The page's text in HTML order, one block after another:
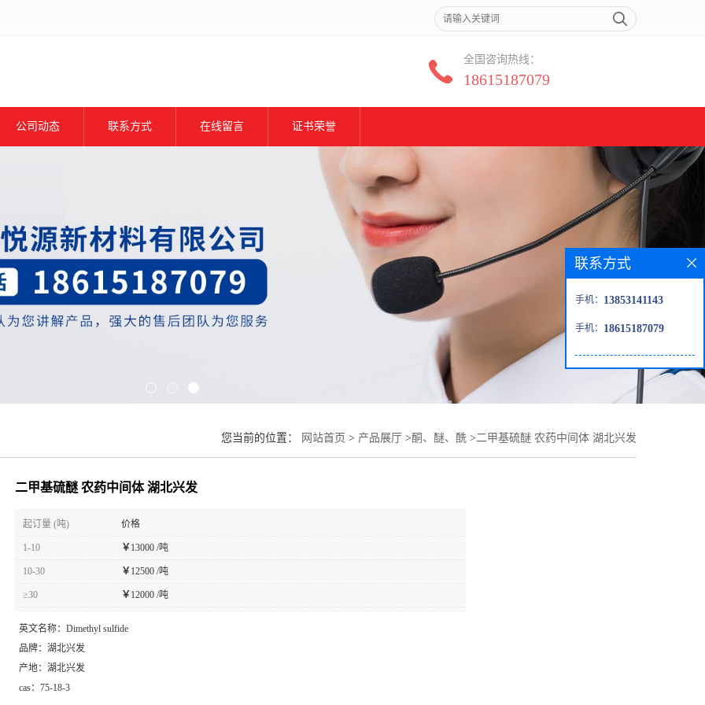
全国咨询热线：
18615187079
公司动态 联系方式 在线留言 证书荣誉
您当前的位置： 网站首页 > 产品展厅 >酮、醚、酰 > 二甲基硫醚 农药中间体 湖北兴发
二甲基硫醚 农药中间体 湖北兴发
起订量 (吨) 价格
1-10 ￥13000 /吨
10-30 ￥12500 /吨
≥30 ￥12000 /吨
英文名称： Dimethyl sulfide
品牌： 湖北兴发
产地： 湖北兴发
cas： 75-18-3
联系方式
手机： 13853141143
手机： 18615187079